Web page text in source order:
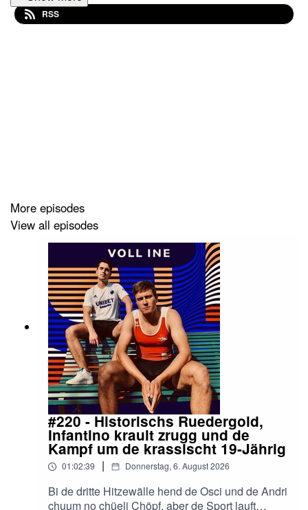
persönlich. Das vum Afang a. Also inne lose wenns
RSS
More episodes
View all episodes
#220 - Historischs Ruedergold,
Infantino krault zrugg und de
Kampf um de krassischt 19-Jährig
01:02:39 | Donnerstag, 6. August 2026
Bi de dritte Hitzewälle hend de Osci und de Andri
chuum no chüeli Chöpf, aber de Sport lauft